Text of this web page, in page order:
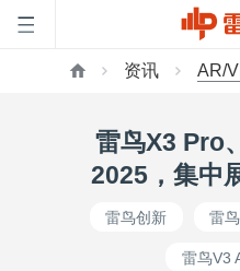
资讯 AR/
雷鸟X3 Pro
2025，集中
雷鸟创新 雷
雷鸟V3